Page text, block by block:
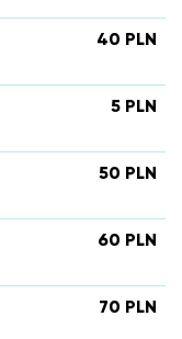
40 PLN
5 PLN
50 PLN
60 PLN
70 PLN